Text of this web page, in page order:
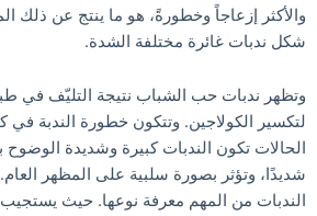
والأكثر إزعاجاً وخطورةً، هو ما ينتج عن ذلك
شكل ندبات غائرة مختلفة الشدة.
وتظهر ندبات حب الشباب نتيجة التليّف في
لتكسير الكولاجين. وتتكون خطورة الندبة في
الحالات تكون الندبات كبيرة وشديدة
شديدًا، وتؤثر بصورة سلبية على المظهر
الندبات من المهم معرفة نوعها. حيث